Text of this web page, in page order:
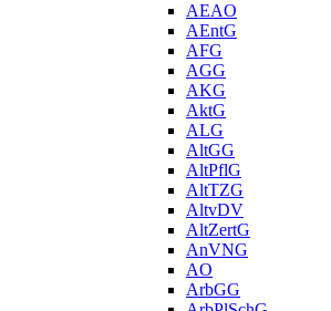
AEAO
AEntG
AFG
AGG
AKG
AktG
ALG
AltGG
AltPflG
AltTZG
AltvDV
AltZertG
AnVNG
AO
ArbGG